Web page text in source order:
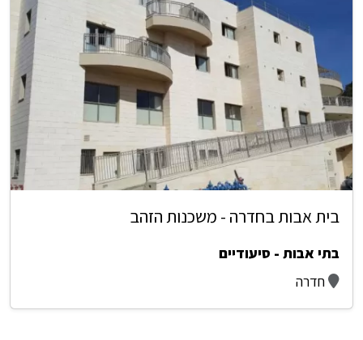
בית אבות בחדרה - משכנות הזהב
בתי אבות - סיעודיים
חדרה